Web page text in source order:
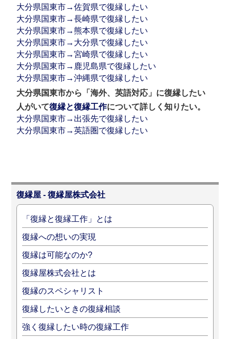
大分県国東市→佐賀県で復縁したい
大分県国東市→長崎県で復縁したい
大分県国東市→熊本県で復縁したい
大分県国東市→大分県で復縁したい
大分県国東市→宮崎県で復縁したい
大分県国東市→鹿児島県で復縁したい
大分県国東市→沖縄県で復縁したい
大分県国東市から「海外、英語対応」に復縁したい
人がいて復縁と復縁工作について詳しく知りたい。
大分県国東市→出張先で復縁したい
大分県国東市→英語圏で復縁したい
復縁屋 - 復縁屋株式会社
「復縁と復縁工作」とは
復縁への想いの実現
復縁は可能なのか?
復縁屋株式会社とは
復縁のスペシャリスト
復縁したいときの復縁相談
強く復縁したい時の復縁工作